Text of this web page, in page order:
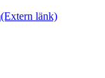
(Extern länk)